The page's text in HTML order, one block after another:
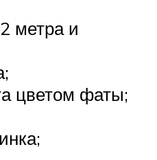
метра и
цветом фаты;